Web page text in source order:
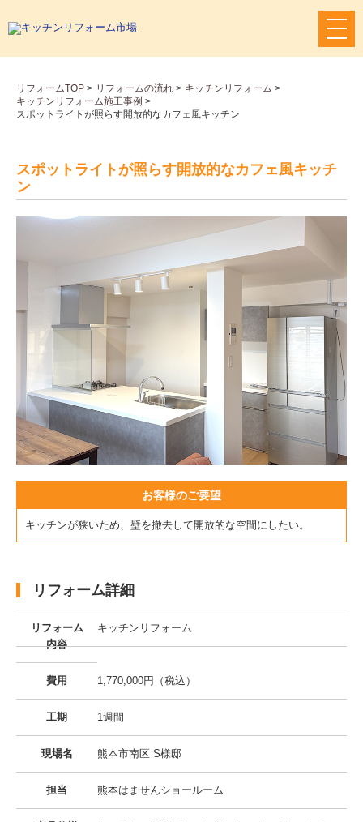
メ
ニ
リフォームTOP > リフォームの流れ > キッチンリフォーム >
キッチンリフォーム施工事例 >
スポットライトが照らす開放的なカフェ風キッチン
スポットライトが照らす開放的なカフェ風キッチ
ン
お客様のご要望
キッチンが狭いため、壁を撤去して開放的な空間にしたい。
リフォーム詳細
リフォーム
内容
キッチンリフォーム
費用 1,770,000円（税込）
工期 1週間
現場名 熊本市南区 S様邸
担当 熊本はませんショールーム